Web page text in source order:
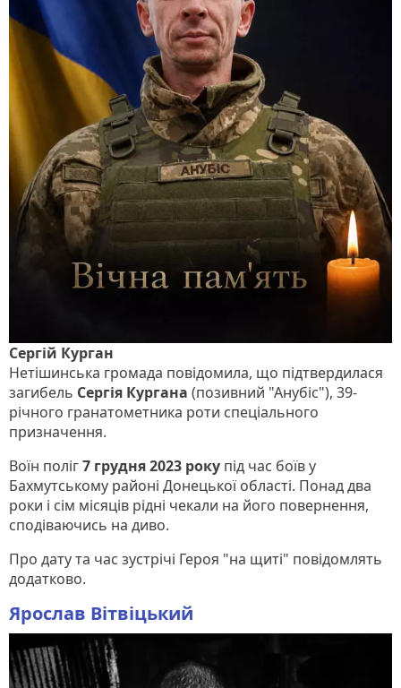
Сергій Курган
Нетішинська громада повідомила, що підтвердилася
загибель Сергія Кургана (позивний "Анубіс"), 39-
річного гранатометника роти спеціального
призначення.
Воїн поліг7 грудня 2023 року під час боїв у
Бахмутському районі Донецької області. Понад два
роки і сім місяців рідні чекали на його повернення,
сподіваючись на диво.
Про дату та час зустрічі Героя "на щиті" повідомлять
додатково.
Ярослав Вітвіцький